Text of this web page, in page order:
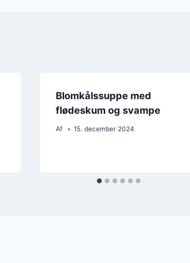
Blomkålssuppe med
flødeskum og svampe
Af 15. december 2024